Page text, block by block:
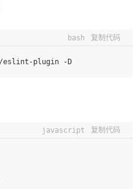
bash 复制代码
eslint-plugin -D
javascript 复制代码